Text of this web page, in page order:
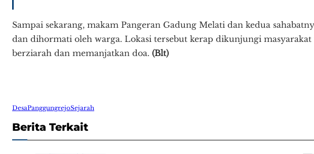
Sampai sekarang, makam Pangeran Gadung Melati dan kedua
dan dihormati oleh warga. Lokasi tersebut kerap dikunjungi
berziarah dan memanjatkan doa. (Blt)
DesaPanggungrejoSejarah
Berita Terkait